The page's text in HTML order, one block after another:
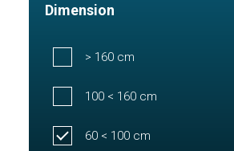
Dimension
> 160 cm
100 < 160 cm
60 < 100 cm